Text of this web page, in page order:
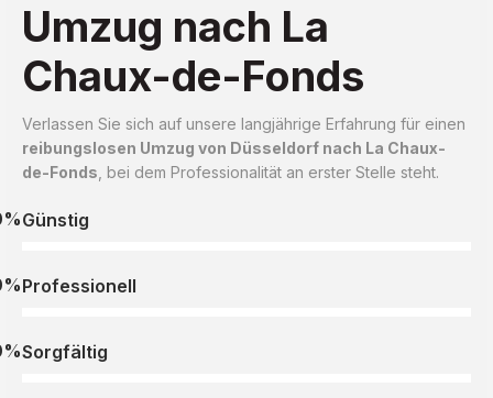
Umzug nach La
Chaux-de-Fonds
Verlassen Sie sich auf unsere langjährige Erfahrung für einen
reibungslosen Umzug von Düsseldorf nach La Chaux-
de-Fonds , bei dem Professionalität an erster Stelle steht.
Günstig
Professionell
Sorgfältig